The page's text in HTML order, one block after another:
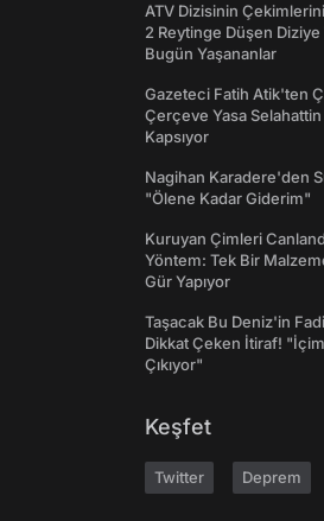
ATV Dizisinin
2 Reytinge Düşen Diziye
Bugün Yaşananlar
Gazeteci Fatih Atik'ten
Çerçeve Yasa Selahattin
Kapsıyor
Nagihan Karadere'den
"Ölene Kadar Giderim"
Kuruyan Çimleri
Yöntem: Tek Bir
Gür Yapıyor
Taşacak Bu Deniz'in
Dikkat Çeken İtiraf!
Çıkıyor"
Keşfet
Twitter Deprem